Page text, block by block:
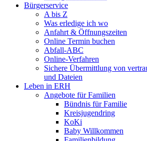
Bürgerservice
A bis Z
Was erledige ich wo
Anfahrt & Öffnungszeiten
Online Termin buchen
Abfall-ABC
Online-Verfahren
Sichere Übermittlung von
und Dateien
Leben in ERH
Angebote für Familien
Bündnis für Familie
Kreisjugendring
KoKi
Baby Willkommen